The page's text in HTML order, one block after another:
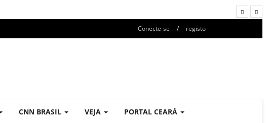
Conecte-se / registo
CNN BRASIL VEJA PORTAL CEARÁ